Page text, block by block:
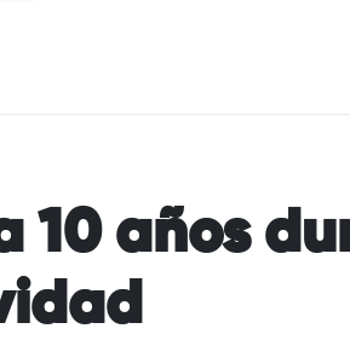
10 años